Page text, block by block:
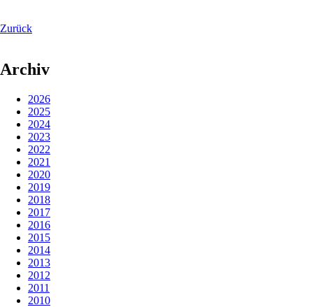
Zurück
Archiv
2026
2025
2024
2023
2022
2021
2020
2019
2018
2017
2016
2015
2014
2013
2012
2011
2010